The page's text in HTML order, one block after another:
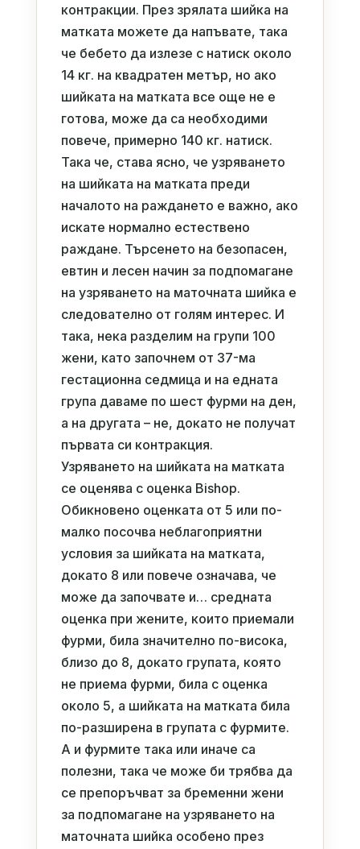
контракции. През зрялата шийка на
матката можете да напъвате, така
че бебето да излезе с натиск около
14 кг. на квадратен метър, но ако
шийката на матката все още не е
готова, може да са необходими
повече, примерно 140 кг. натиск.
Така че, става ясно, че узряването
на шийката на матката преди
началото на раждането е важно, ако
искате нормално естествено
раждане. Търсенето на безопасен,
евтин и лесен начин за подпомагане
на узряването на маточната шийка е
следователно от голям интерес. И
така, нека разделим на групи 100
жени, като започнем от 37-ма
гестационна седмица и на едната
група даваме по шест фурми на ден,
а на другата – не, докато не получат
първата си контракция.
Узряването на шийката на матката
се оценява с оценка Bishop.
Обикновено оценката от 5 или по-
малко посочва неблагоприятни
условия за шийката на матката,
докато 8 или повече означава, че
може да започвате и… средната
оценка при жените, които приемали
фурми, била значително по-висока,
близо до 8, докато групата, която
не приема фурми, била с оценка
около 5, а шийката на матката била
по-разширена в групата с фурмите.
А и фурмите така или иначе са
полезни, така че може би трябва да
се препоръчват за бременни жени
за подпомагане на узряването на
маточната шийка особено през